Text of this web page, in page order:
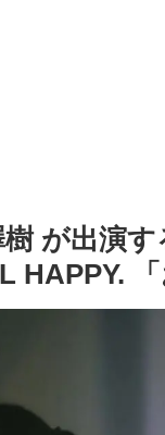
が出演
HAPPY.